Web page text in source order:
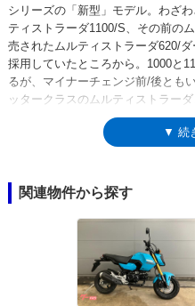
シリーズの「新型」モデル。わざ
ティストラーダ1100/S、その前の
売されたムルティストラーダ620/
採用していたところから。1000と
るが、マイナーチェンジ前/後とも
ッタークラスのムルティストラー
ジだった。新しいムルティストラ
まで持っていなかったクチバシ形
た。水冷Lツインの排気量は
106mm×67.9mmであることから、
ッタ・エボルツィオーネ）をベー
角を調整することなどで、ムルテ
セッティングにしたものであるこ
を電気信号で伝達するライドバイ
ルも装備していた。2013年にマイ
▼ 続
関連物件から探す